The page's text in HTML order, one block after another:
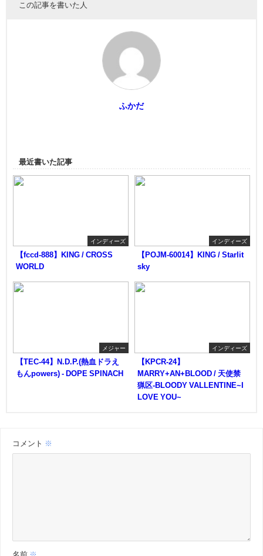
この記事を書いた人
ふかだ
最近書いた記事
インディーズ
【fccd-888】KING / CROSS
WORLD
インディーズ
【POJM-60014】KING / Starlit
sky
メジャー
【TEC-44】N.D.P.(熱血ドラえ
もんpowers) - DOPE SPINACH
インディーズ
【KPCR-24】
MARRY+AN+BLOOD / 天使禁
猟区-BLOODY VALLENTINE~I
LOVE YOU~
コメント ※